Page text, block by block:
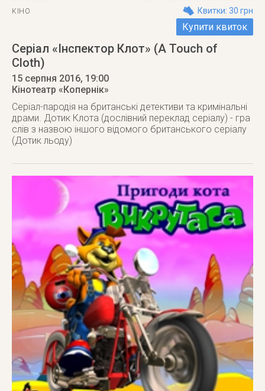
КІНО Квитки: 30 грн
Купити квиток
Серіал «Інспектор Клот» (A Touch of
Cloth)
15 серпня 2016, 19:00
Кінотеатр «Копернік»
Серіал-пародія на британські детективи та кримінальні
драми. Дотик Клота (дослівний переклад серіалу) - гра
слів з назвою іншого відомого британського серіалу
(Дотик льоду)